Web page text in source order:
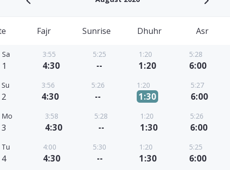
Fajr Sunrise Dhuhr Asr
Sa
1
3:55
4:30
5:25
--
1:20
1:20
5:28
6:00
Su
2
3:56
4:30
5:26
--
1:20
1:30
5:27
6:00
Mo
3
3:58
4:30
5:28
--
1:20
1:30
5:26
6:00
Tu
4
4:00
4:30
5:30
--
1:20
1:30
5:25
6:00